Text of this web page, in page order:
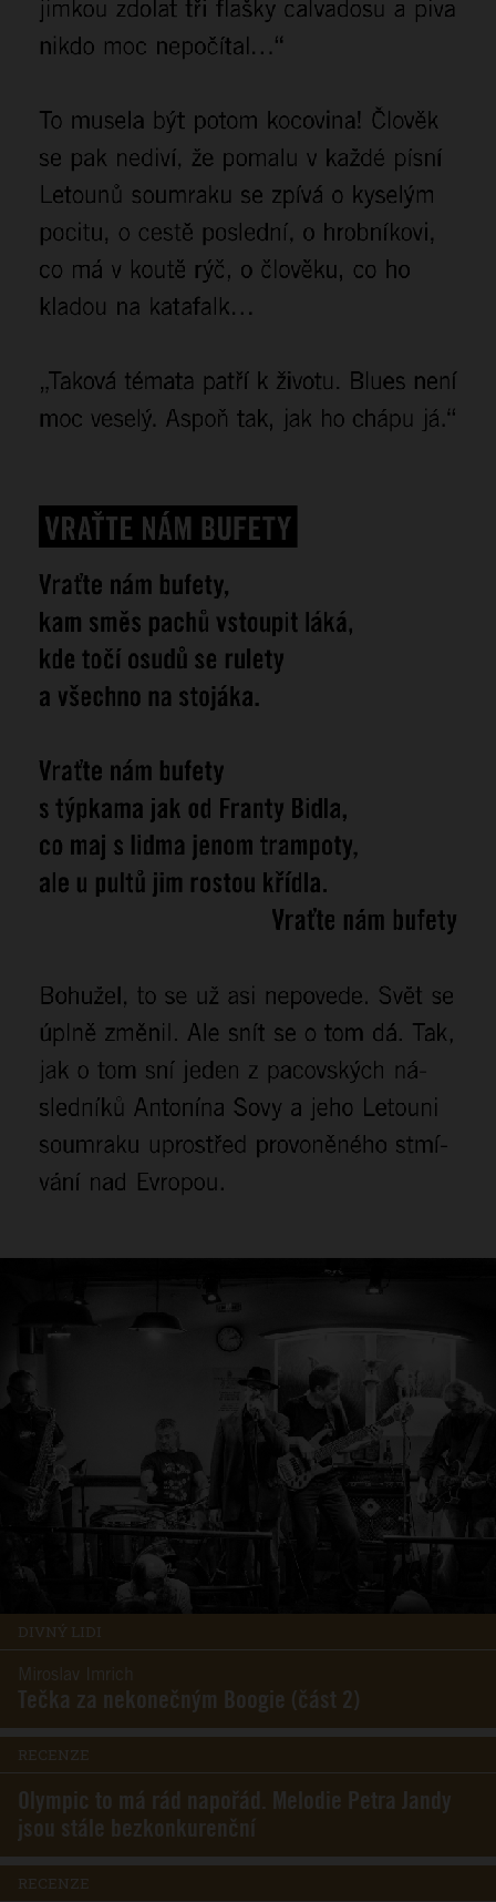
DIVNÝ LIDI
Miroslav Imrich
Tečka za nekonečným Boogie (část 2)
RECENZE
Olympic to má rád napořád. Melodie Petra Jandy
jsou stále bezkonkurenční
RECENZE